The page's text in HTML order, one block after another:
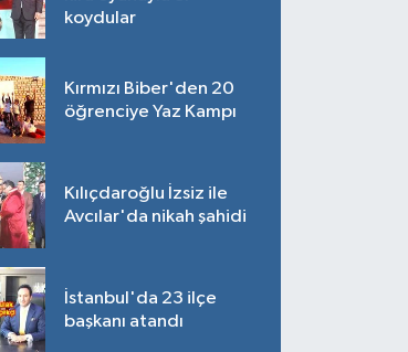
koydular
Kırmızı Biber'den 20
öğrenciye Yaz Kampı
Kılıçdaroğlu İzsiz ile
Avcılar'da nikah şahidi
İstanbul'da 23 ilçe
başkanı atandı